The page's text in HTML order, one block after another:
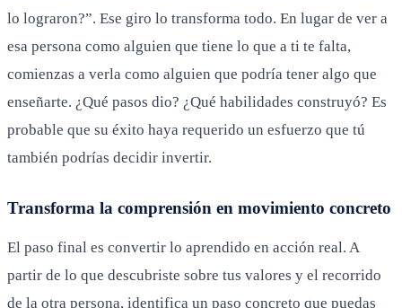
lo lograron?”. Ese giro lo transforma todo. En lugar de ver a
esa persona como alguien que tiene lo que a ti te falta,
comienzas a verla como alguien que podría tener algo que
enseñarte. ¿Qué pasos dio? ¿Qué habilidades construyó? Es
probable que su éxito haya requerido un esfuerzo que tú
también podrías decidir invertir.
Transforma la comprensión en movimiento concreto
El paso final es convertir lo aprendido en acción real. A
partir de lo que descubriste sobre tus valores y el recorrido
de la otra persona, identifica un paso concreto que puedas